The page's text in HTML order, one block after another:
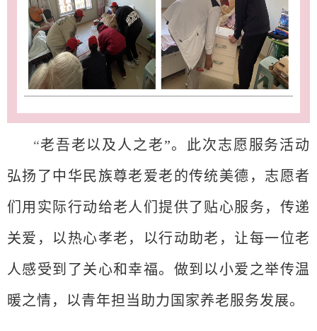
“老吾老以及人之老”。此次志愿服务活动
弘扬了中华民族尊老爱老的传统美德，志愿者
们用实际行动给老人们提供了贴心服务，传递
关爱，以热心孝老，以行动助老，让每一位老
人感受到了关心和幸福。做到以小爱之举传温
暖之情，以青年担当助力国家养老服务发展。